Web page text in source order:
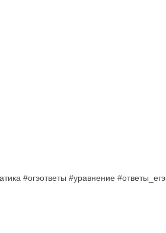
#огэответы #уравнение #ответы_егэ